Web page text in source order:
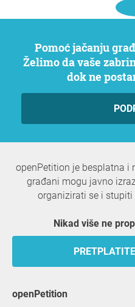
Pomoć jačanju građanske participacije.
Želimo da vaše
dok ne
openPetition je besplatna i
građani mogu javno
organizirati se i
Nikad više ne
openPetition